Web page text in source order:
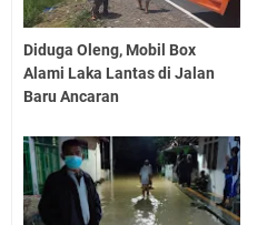
Diduga Oleng, Mobil Box
Alami Laka Lantas di Jalan
Baru Ancaran